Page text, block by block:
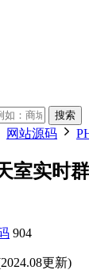
搜索
网站源码
室实时
904
更新)